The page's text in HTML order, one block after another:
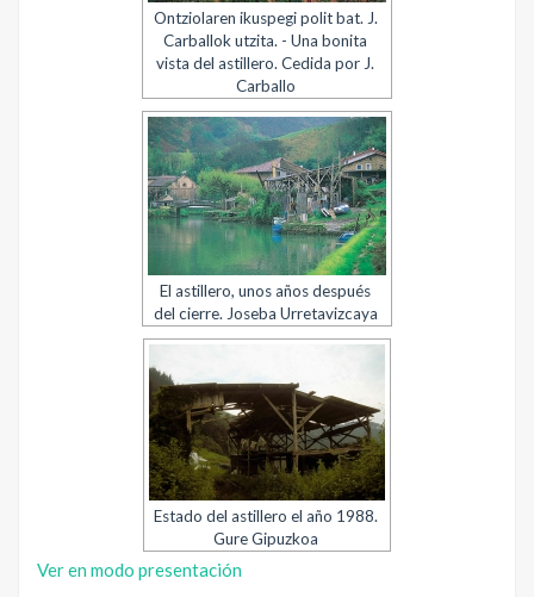
Ontziolaren ikuspegi polit bat. J.
Carballok utzita. - Una bonita
vista del astillero. Cedida por J.
Carballo
El astillero, unos años después
del cierre. Joseba Urretavizcaya
Estado del astillero el año 1988.
Gure Gipuzkoa
Ver en modo presentación